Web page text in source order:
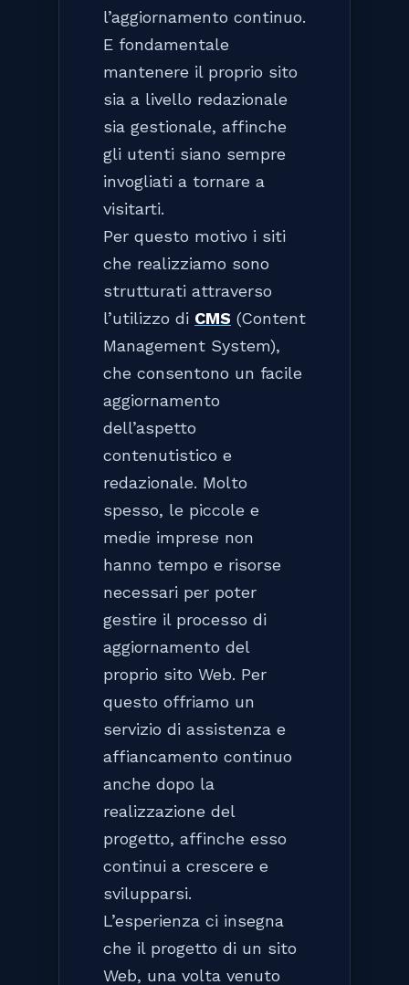
l’aggiornamento continuo.
E fondamentale
mantenere il proprio sito
sia a livello redazionale
sia gestionale, affinche
gli utenti siano sempre
invogliati a tornare a
visitarti.
Per questo motivo i siti
che realizziamo sono
strutturati attraverso
l’utilizzo di CMS (Content
Management System),
che consentono un facile
aggiornamento
dell’aspetto
contenutistico e
redazionale. Molto
spesso, le piccole e
medie imprese non
hanno tempo e risorse
necessari per poter
gestire il processo di
aggiornamento del
proprio sito Web. Per
questo offriamo un
servizio di assistenza e
affiancamento continuo
anche dopo la
realizzazione del
progetto, affinche esso
continui a crescere e
svilupparsi.
L’esperienza ci insegna
che il progetto di un sito
Web, una volta venuto